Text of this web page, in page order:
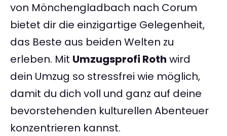
von Mönchengladbach nach Corum
bietet dir die einzigartige Gelegenheit,
das Beste aus beiden Welten zu
erleben. Mit Umzugsprofi Roth wird
dein Umzug so stressfrei wie möglich,
damit du dich voll und ganz auf deine
bevorstehenden kulturellen Abenteuer
konzentrieren kannst.